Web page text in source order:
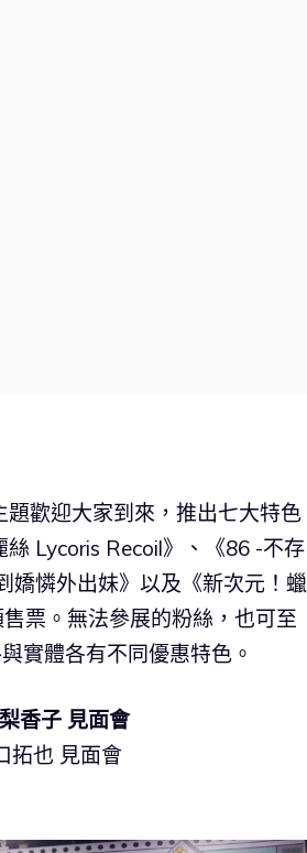
歡迎大家到來，推出七大特色
Lycoris Recoil》、《86 -不存
嬌憐外出妹》以及《新次元！蠟
票。無法參展的粉絲，也可至
實體各有不同優惠特色。
香子 見面會
拓也 見面會